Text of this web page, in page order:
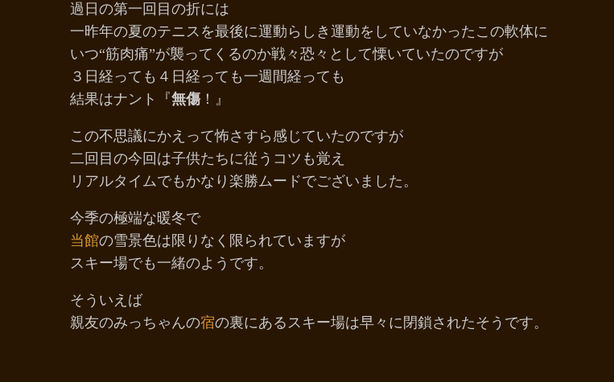
過日の第一回目の折には
一昨年の夏のテニスを最後に運動らしき運動をしていなかったこの軟体に
いつ“筋肉痛”が襲ってくるのか戦々恐々として慄いていたのですが
３日経っても４日経っても一週間経っても
結果はナント『無傷 ！』
この不思議にかえって怖さすら感じていたのですが
二回目の今回は子供たちに従うコツも覚え
リアルタイムでもかなり楽勝ムードでございました。
今季の極端な暖冬で
当館の雪景色は限りなく限られていますが
スキー場でも一緒のようです。
そういえば
親友のみっちゃんの宿の裏にあるスキー場は早々に閉鎖されたそうです。